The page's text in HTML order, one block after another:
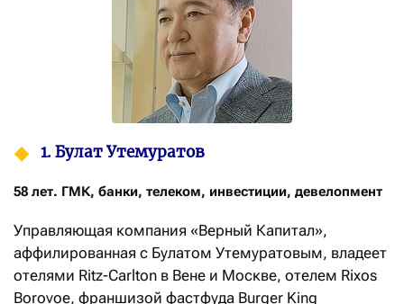
1. Булат Утемуратов
58 лет. ГМК, банки, телеком, инвестиции, девелопмент
Управляющая компания «Верный Капитал»,
аффилированная с Булатом Утемуратовым, владеет
отелями Ritz-Carlton в Вене и Москве, отелем Rixos
Borovoe, франшизой фастфуда Burger King